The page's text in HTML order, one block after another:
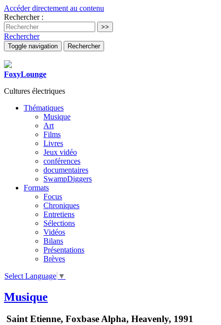
Accéder directement au contenu
Rechercher :
Rechercher
Toggle navigation Rechercher
FoxyLounge
Cultures électriques
Thématiques
Musique
Art
Films
Livres
Jeux vidéo
conférences
documentaires
SwampDiggers
Formats
Focus
Chroniques
Entretiens
Sélections
Vidéos
Bilans
Présentations
Brèves
Select Language ▼
Musique
Saint Etienne, Foxbase Alpha, Heavenly, 1991